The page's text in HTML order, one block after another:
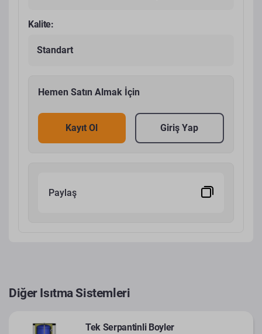
Kalite:
Standart
Hemen Satın Almak İçin
Kayıt Ol Giriş Yap
Paylaş
Diğer Isıtma Sistemleri
Tek Serpantinli Boyler